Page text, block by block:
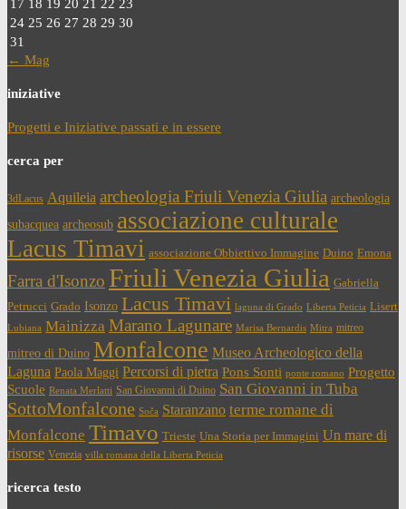
17 18 19 20 21 22 23
24 25 26 27 28 29 30
31
← Mag
iniziative
Progetti e Iniziative passati e in essere
cerca per
3dLacus Aquileia archeologia Friuli Venezia Giulia archeologia
subacquea archeosub associazione culturale
Lacus Timavi associazione Obbiettivo Immagine Duino Emona
Farra d'Isonzo Friuli Venezia Giulia Gabriella
Petrucci Grado Isonzo Lacus Timavi laguna di Grado Liberta Peticia Lisert
Lubiana Mainizza Marano Lagunare Marisa Bernardis Mitra mitreo
mitreo di Duino Monfalcone Museo Archeologico della
Laguna Paola Maggi Percorsi di pietra Pons Sonti ponte romano Progetto
Scuole Renata Merlatti San Giovanni di Duino San Giovanni in Tuba
SottoMonfalcone Soča Staranzano terme romane di
Monfalcone Timavo Trieste Una Storia per Immagini Un mare di
risorse Venezia villa romana della Liberta Peticia
ricerca testo